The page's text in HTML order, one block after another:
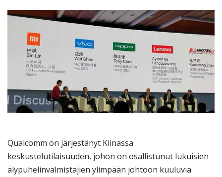
Qualcomm on järjestänyt Kiinassa
keskustelutilaisuuden, johon on osallistunut lukuisien
älypuhelinvalmistajien ylimpään johtoon kuuluvia